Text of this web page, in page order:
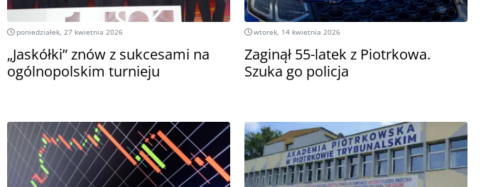
poniedziałek, 27 kwietnia 2026
„Jaskółki” znów z sukcesami na
ogólnopolskim turnieju
wtorek, 14 kwietnia 2026
Zaginął 55-latek z Piotrkowa.
Szuka go policja